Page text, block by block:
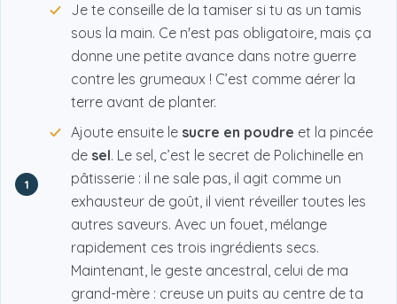
1
Je te conseille de la tamiser si tu as un tamis
sous la main. Ce n'est pas obligatoire, mais ça
donne une petite avance dans notre guerre
contre les grumeaux ! C’est comme aérer la
terre avant de planter.
Ajoute ensuite le sucre en poudre et la pincée
de sel. Le sel, c’est le secret de Polichinelle en
pâtisserie : il ne sale pas, il agit comme un
exhausteur de goût, il vient réveiller toutes les
autres saveurs. Avec un fouet, mélange
rapidement ces trois ingrédients secs.
Maintenant, le geste ancestral, celui de ma
grand-mère : creuse un puits au centre de ta